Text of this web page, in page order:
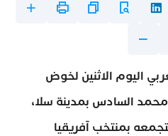
اليوم الاثنين لخوض
السادس بمدينة سلا،
بمنتخب آفريقيا